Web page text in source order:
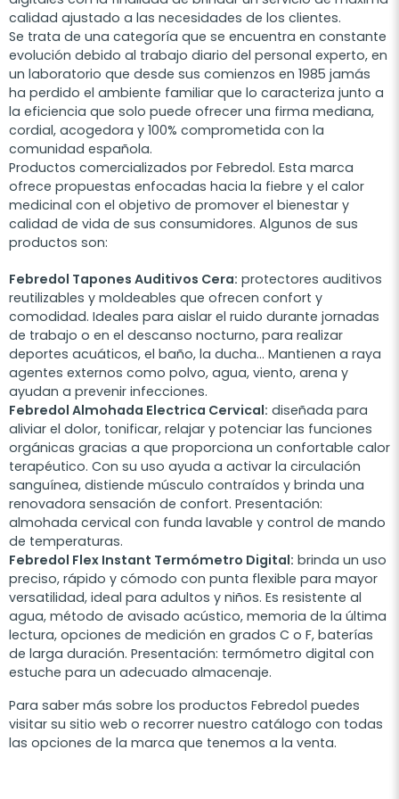
calidad ajustado a las necesidades de los clientes.
Se trata de una categoría que se encuentra en constante
evolución debido al trabajo diario del personal experto, en
un laboratorio que desde sus comienzos en 1985 jamás
ha perdido el ambiente familiar que lo caracteriza junto a
la eficiencia que solo puede ofrecer una firma mediana,
cordial, acogedora y 100% comprometida con la
comunidad española.
Productos comercializados por Febredol. Esta marca
ofrece propuestas enfocadas hacia la fiebre y el calor
medicinal con el objetivo de promover el bienestar y
calidad de vida de sus consumidores. Algunos de sus
productos son:
Febredol Tapones Auditivos Cera: protectores auditivos
reutilizables y moldeables que ofrecen confort y
comodidad. Ideales para aislar el ruido durante jornadas
de trabajo o en el descanso nocturno, para realizar
deportes acuáticos, el baño, la ducha... Mantienen a raya
agentes externos como polvo, agua, viento, arena y
ayudan a prevenir infecciones.
Febredol Almohada Electrica Cervical: diseñada para
aliviar el dolor, tonificar, relajar y potenciar las funciones
orgánicas gracias a que proporciona un confortable calor
terapéutico. Con su uso ayuda a activar la circulación
sanguínea, distiende músculo contraídos y brinda una
renovadora sensación de confort. Presentación:
almohada cervical con funda lavable y control de mando
de temperaturas.
Febredol Flex Instant Termómetro Digital: brinda un uso
preciso, rápido y cómodo con punta flexible para mayor
versatilidad, ideal para adultos y niños. Es resistente al
agua, método de avisado acústico, memoria de la última
lectura, opciones de medición en grados C o F, baterías
de larga duración. Presentación: termómetro digital con
estuche para un adecuado almacenaje.
Para saber más sobre los productos Febredol puedes
visitar su sitio web o recorrer nuestro catálogo con todas
las opciones de la marca que tenemos a la venta.